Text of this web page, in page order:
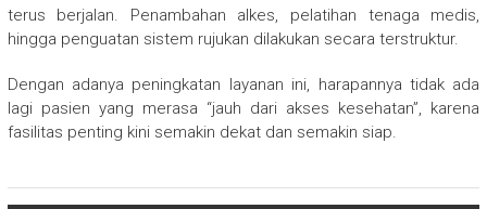
terus berjalan. Penambahan alkes, pelatihan tenaga medis,
hingga penguatan sistem rujukan dilakukan secara terstruktur.
Dengan adanya peningkatan layanan ini, harapannya tidak ada
lagi pasien yang merasa “jauh dari akses kesehatan”, karena
fasilitas penting kini semakin dekat dan semakin siap.